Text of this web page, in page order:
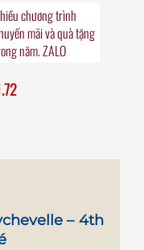
chương trình
mãivà quà tặng
năm. ZALO
– 4th